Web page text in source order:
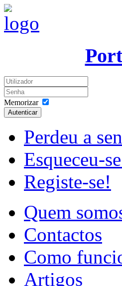
Memorizar
Autenticar
Perdeu a
Esqueceu-
Registe-se!
Quem
Contactos
Como
Artigos